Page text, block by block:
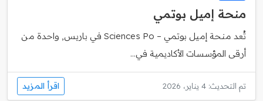
منحة إميل بوتمي
تُعد منحة إميل بوتمي – Sciences Po في باريس, واحدة من
أرقى المؤسسات الأكاديمية في...
تم التحديث: 4 يناير، 2026 اقرأ المزيد